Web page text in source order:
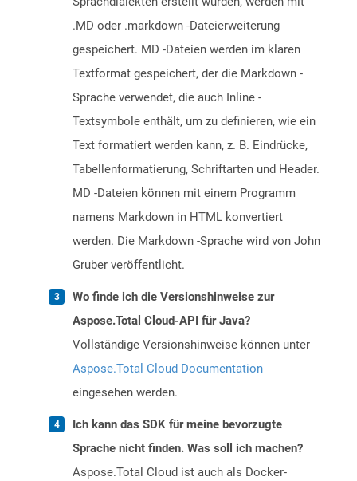
.MD oder .markdown -Dateierweiterung
gespeichert. MD -Dateien werden im klaren
Textformat gespeichert, der die Markdown -
Sprache verwendet, die auch Inline -
Textsymbole enthält, um zu definieren, wie ein
Text formatiert werden kann, z. B. Eindrücke,
Tabellenformatierung, Schriftarten und Header.
MD -Dateien können mit einem Programm
namens Markdown in HTML konvertiert
werden. Die Markdown -Sprache wird von John
Gruber veröffentlicht.
Wo finde ich die Versionshinweise zur
Aspose.Total Cloud-API für Java?
Vollständige Versionshinweise können unter
Aspose.Total Cloud Documentation
eingesehen werden.
Ich kann das SDK für meine bevorzugte
Sprache nicht finden. Was soll ich machen?
Aspose.Total Cloud ist auch als Docker-